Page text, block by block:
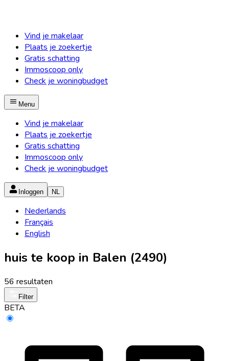
Vind je makelaar
Plaats je zoekertje
Gratis schatting
Immoscoop only
Check je woningbudget
Menu
Vind je makelaar
Plaats je zoekertje
Gratis schatting
Immoscoop only
Check je woningbudget
Inloggen NL
Nederlands
Français
English
huis te koop in Balen (2490)
56 resultaten
Filter
BETA